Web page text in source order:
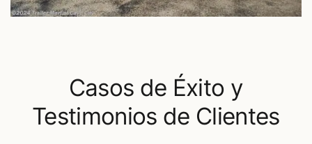
Casos de Éxito y
Testimonios de Clientes